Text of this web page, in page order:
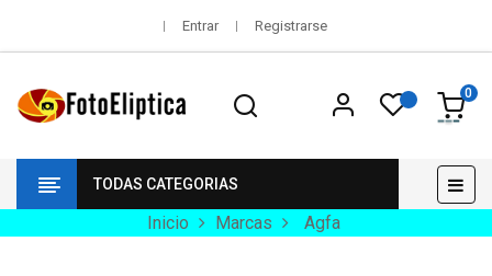
Entrar Registrarse
0
TODAS CATEGORIAS
de
☰
Inicio Marcas Agfa